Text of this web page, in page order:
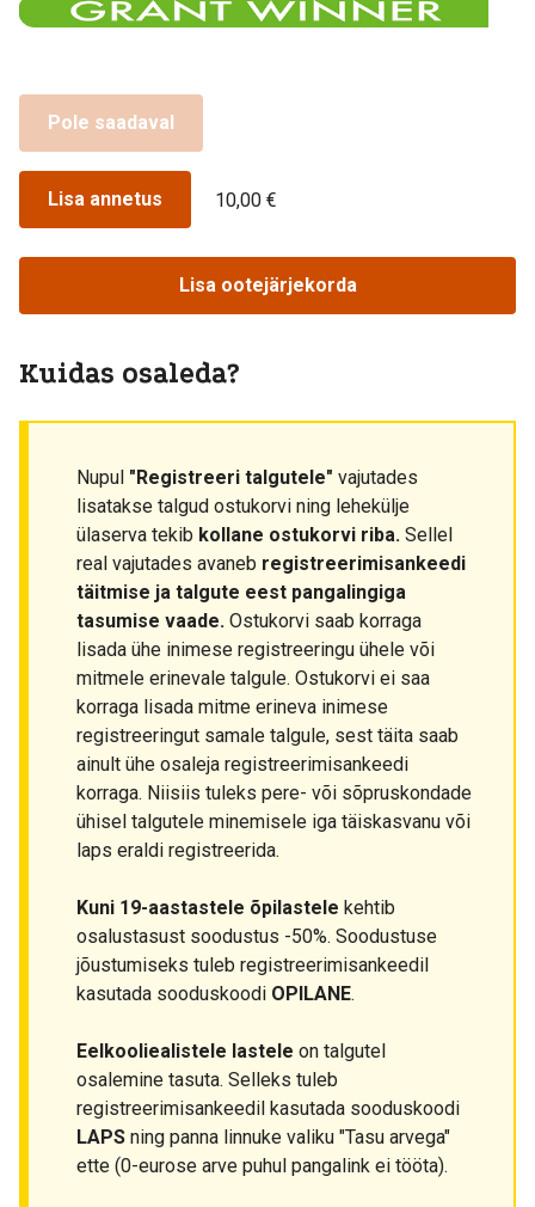
Pole saadaval
Lisa annetus 10,00 €
Lisa ootejärjekorda
Kuidas osaleda?
Nupul "Registreeri talgutele" vajutades
lisatakse talgud ostukorvi ning lehekülje
ülaserva tekib kollane ostukorvi riba. Sellel
real vajutades avaneb registreerimisankeedi
täitmise ja talgute eest pangalingiga
tasumise vaade. Ostukorvi saab korraga
lisada ühe inimese registreeringu ühele või
mitmele erinevale talgule. Ostukorvi ei saa
korraga lisada mitme erineva inimese
registreeringut samale talgule, sest täita saab
ainult ühe osaleja registreerimisankeedi
korraga. Niisiis tuleks pere- või sõpruskondade
ühisel talgutele minemisele iga täiskasvanu või
laps eraldi registreerida.
Kuni 19-aastastele õpilastele kehtib
osalustasust soodustus -50%. Soodustuse
jõustumiseks tuleb registreerimisankeedil
kasutada sooduskoodi OPILANE.
Eelkooliealistele lastele on talgutel
osalemine tasuta. Selleks tuleb
registreerimisankeedil kasutada sooduskoodi
LAPS ning panna linnuke valiku "Tasu arvega"
ette (0-eurose arve puhul pangalink ei tööta).